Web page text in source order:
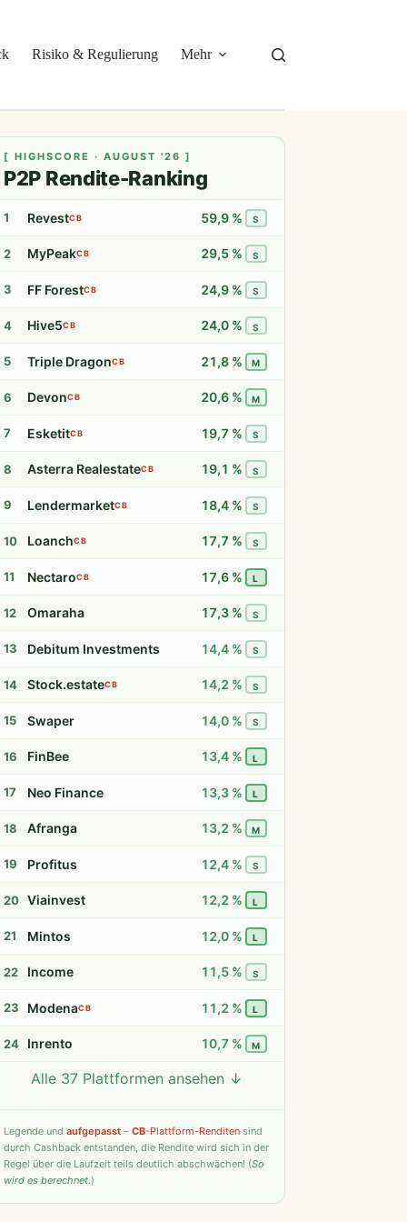
Risiko & Regulierung Mehr
[ HIGHSCORE · AUGUST '26 ]
P2P Rendite-Ranking
1 RevestCB 59,9 % S
2 MyPeakCB 29,5 % S
3 FF ForestCB 24,9 % S
4 Hive5CB 24,0 % S
5 Triple DragonCB 21,8 % M
6 DevonCB 20,6 % M
7 EsketitCB 19,7 % S
8 Asterra RealestateCB 19,1 % S
9 LendermarketCB 18,4 % S
10 LoanchCB 17,7 % S
11 NectaroCB 17,6 % L
12 Omaraha 17,3 % S
13 Debitum Investments 14,4 % S
14 Stock.estateCB 14,2 % S
15 Swaper 14,0 % S
16 FinBee 13,4 % L
17 Neo Finance 13,3 % L
18 Afranga 13,2 % M
19 Profitus 12,4 % S
20 Viainvest 12,2 % L
21 Mintos 12,0 % L
22 Income 11,5 % S
23 ModenaCB 11,2 % L
24 Inrento 10,7 % M
Twino 9,8 %
27 PeerBerry 9,2 % S
Bondster
Alle 37 Plattformen ansehen ↓
Legende undaufgepasst –CB-Plattform-Renditen sind
durch Cashback entstanden, die Rendite wird sich in der
Regel über die Laufzeit teils deutlich abschwächen! (So
wird es berechnet.)